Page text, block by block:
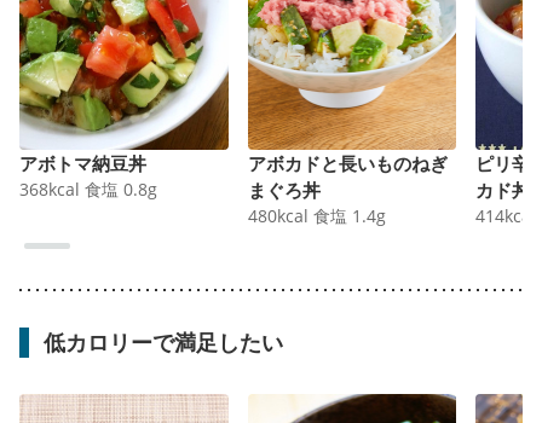
アボトマ納豆丼
368kcal 食塩 0.8g
アボカドと長いものねぎ
まぐろ丼
480kcal 食塩 1.4g
ピリ辛
カド丼
414kcal
低カロリーで満足したい